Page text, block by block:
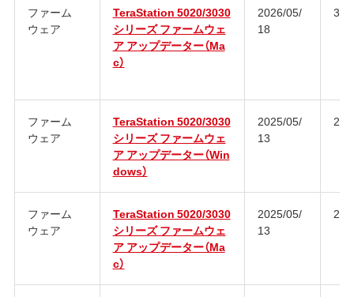
ファーム
ウェア
TeraStation 5020/3030
シリーズ ファームウェ
ア アップデーター（Ma
c）
2026/05/
18
ファーム
ウェア
TeraStation 5020/3030
シリーズ ファームウェ
ア アップデーター（Win
dows）
2025/05/
13
ファーム
ウェア
TeraStation 5020/3030
シリーズ ファームウェ
ア アップデーター（Ma
c）
2025/05/
13